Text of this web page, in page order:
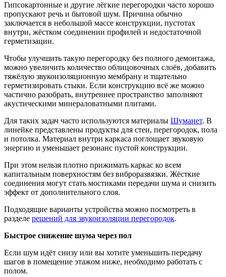
Гипсокартонные и другие лёгкие перегородки часто хорошо
пропускают речь и бытовой шум. Причина обычно
заключается в небольшой массе конструкции, пустотах
внутри, жёстком соединении профилей и недостаточной
герметизации.
Чтобы улучшить такую перегородку без полного демонтажа,
можно увеличить количество облицовочных слоёв, добавить
тяжёлую звукоизоляционную мембрану и тщательно
герметизировать стыки. Если конструкцию всё же можно
частично разобрать, внутреннее пространство заполняют
акустическими минераловатными плитами.
Для таких задач часто используются материалы Шуманет. В
линейке представлены продукты для стен, перегородок, пола
и потолка. Материал внутри каркаса поглощает звуковую
энергию и уменьшает резонанс пустой конструкции.
При этом нельзя плотно прижимать каркас ко всем
капитальным поверхностям без виброразвязки. Жёсткие
соединения могут стать мостиками передачи шума и снизить
эффект от дополнительного слоя.
Подходящие варианты устройства можно посмотреть в
разделе решений для звукоизоляции перегородок.
Быстрое снижение шума через пол
Если шум идёт снизу или вы хотите уменьшить передачу
шагов в помещение этажом ниже, необходимо работать с
полом.